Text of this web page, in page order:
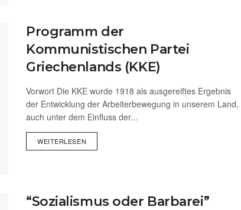
Programm der
Kommunistischen Partei
Griechenlands (KKE)
Vorwort Die KKE wurde 1918 als ausgereiftes Ergebnis
der Entwicklung der Arbeiterbewegung in unserem Land,
auch unter dem Einfluss der...
WEITERLESEN
“Sozialismus oder Barbarei”